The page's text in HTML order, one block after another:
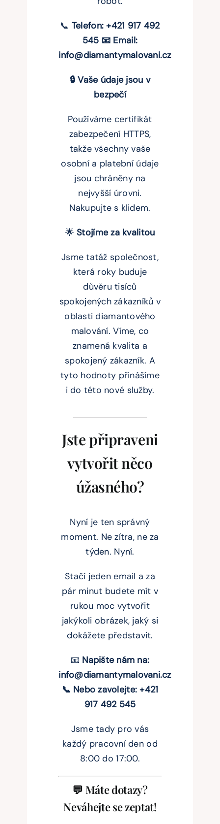
📞 Telefon: +421 917 492
545 📧 Email:
info@diamantymalovani.cz
🔒 Vaše údaje jsou v
bezpečí
Používáme certifikát
zabezpečení HTTPS,
takže všechny vaše
osobní a platební údaje
jsou chráněny na
nejvyšší úrovni.
Nakupujte s klidem.
🌟 Stojíme za kvalitou
Jsme tatáž společnost,
která roky buduje
důvěru tisíců
spokojených zákazníků v
oblasti diamantového
malování. Víme, co
znamená kvalita a
spokojený zákazník. A
tyto hodnoty přinášíme
i do této nové služby.
Jste připraveni
vytvořit něco
úžasného?
Nyní je ten správný
moment. Ne zítra, ne za
týden. Nyní.
Stačí jeden email a za
pár minut budete mít v
rukou moc vytvořit
jakýkoli obrázek, jaký si
dokážete představit.
📧 Napište nám na:
info@diamantymalovani.cz
📞 Nebo zavolejte: +421
917 492 545
Jsme tady pro vás
každý pracovní den od
8:00 do 17:00.
💬 Máte dotazy?
Neváhejte se zeptat!